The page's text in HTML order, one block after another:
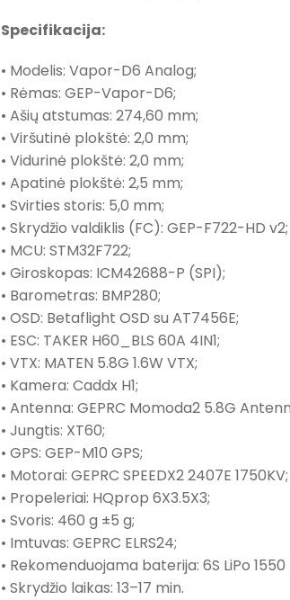
Specifikacija:
• Modelis: Vapor-D6 Analog;
• Rėmas: GEP-Vapor-D6;
• Ašių atstumas: 274,60 mm;
• Viršutinė plokštė: 2,0 mm;
• Vidurinė plokštė: 2,0 mm;
• Apatinė plokštė: 2,5 mm;
• Svirties storis: 5,0 mm;
• Skrydžio valdiklis (FC): GEP-F722-HD v2;
• MCU: STM32F722;
• Giroskopas: ICM42688-P (SPI);
• Barometras: BMP280;
• OSD: Betaflight OSD su AT7456E;
• ESC: TAKER H60_BLS 60A 4IN1;
• VTX: MATEN 5.8G 1.6W VTX;
• Kamera: Caddx H1;
• Antenna: GEPRC Momoda2 5.8G
• Jungtis: XT60;
• GPS: GEP-M10 GPS;
• Motorai: GEPRC SPEEDX2 2407E 1750KV;
• Propeleriai: HQprop 6X3.5X3;
• Svoris: 460 g ±5 g;
• Imtuvas: GEPRC ELRS24;
• Rekomenduojama baterija: 6S LiPo
• Skrydžio laikas: 13–17 min.